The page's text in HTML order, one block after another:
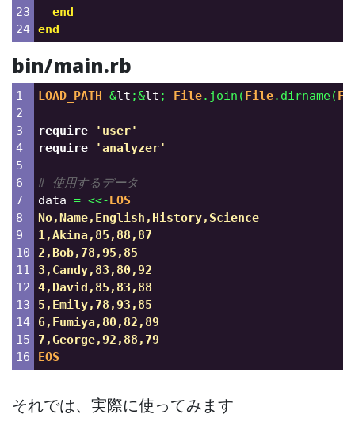
23
end
end
bin/main.rb
1
2
3
4
5
6
7
8
9
10
11
12
13
14
15
LOAD_PATH &lt ;&lt ; File. join (File. dirname(
require
'user'
require
'analyzer'
# 使用するデータ
data = <<-EOS
No,Name,English,History,Science
1,Akina,85,88,87
2,Bob,78,95,85
3,Candy,83,80,92
4,David,85,83,88
5,Emily,78,93,85
6,Fumiya,80,82,89
EOS
それでは、実際に使ってみます